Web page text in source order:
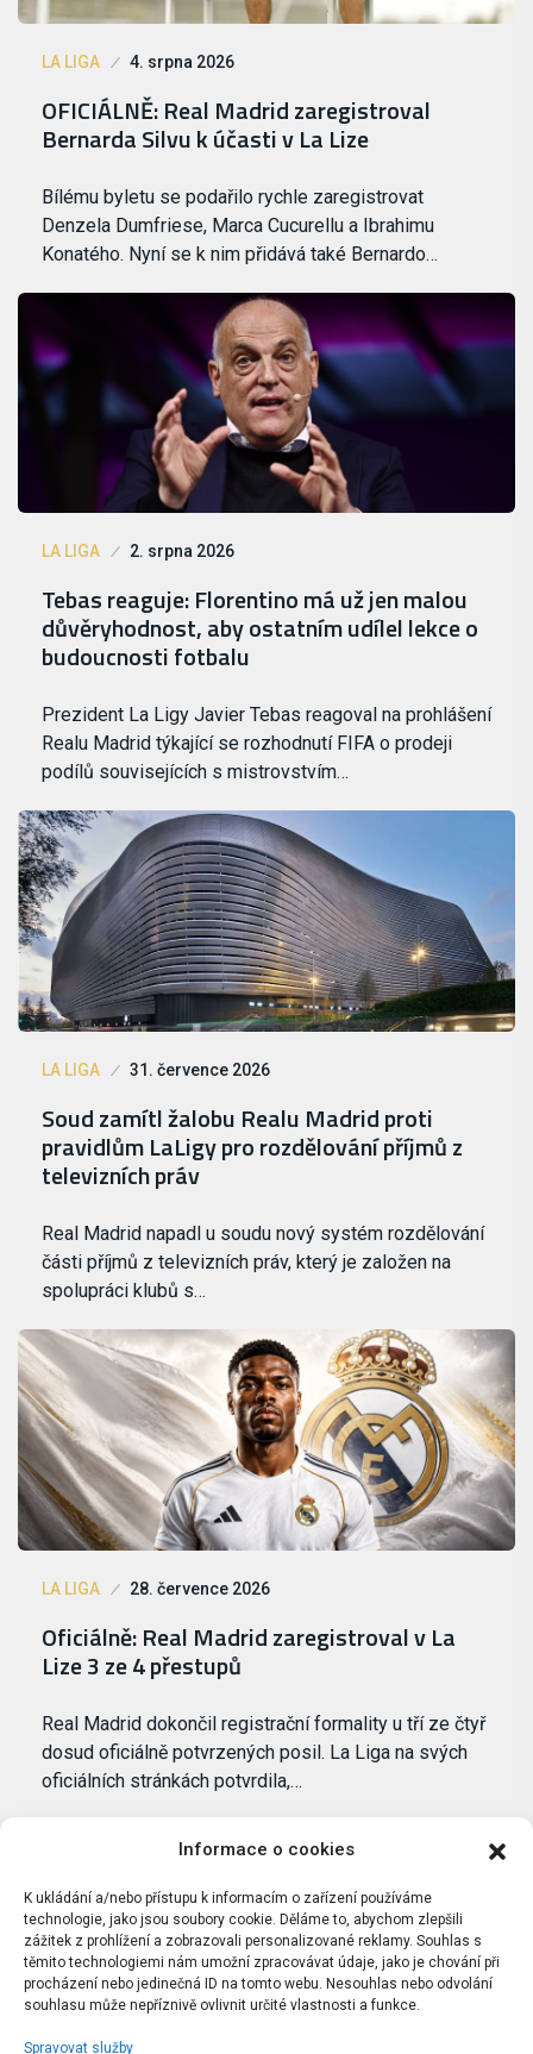
Informace o cookies
K ukládání a/nebo přístupu k informacím o zařízení používáme
technologie, jako jsou soubory cookie. Děláme to, abychom zlepšili
zážitek z prohlížení a zobrazovali personalizované reklamy. Souhlas s
těmito technologiemi nám umožní zpracovávat údaje, jako je chování při
procházení nebo jedinečná ID na tomto webu. Nesouhlas nebo odvolání
souhlasu může nepříznivě ovlivnit určité vlastnosti a funkce.
Spravovat služby
LA LIGA 4. srpna 2026
OFICIÁLNĚ: Real Madrid zaregistroval
Bernarda Silvu k účasti v La Lize
Bílému byletu se podařilo rychle zaregistrovat
Denzela Dumfriese, Marca Cucurellu a Ibrahimu
Konatého. Nyní se k nim přidává také Bernardo…
LA LIGA 2. srpna 2026
Tebas reaguje: Florentino má už jen malou
důvěryhodnost, aby ostatním udílel lekce o
budoucnosti fotbalu
Prezident La Ligy Javier Tebas reagoval na prohlášení
Realu Madrid týkající se rozhodnutí FIFA o prodeji
podílů souvisejících s mistrovstvím…
LA LIGA 31. července 2026
Soud zamítl žalobu Realu Madrid proti
pravidlům LaLigy pro rozdělování příjmů z
televizních práv
Real Madrid napadl u soudu nový systém rozdělování
části příjmů z televizních práv, který je založen na
spolupráci klubů s…
LA LIGA 28. července 2026
Oficiálně: Real Madrid zaregistroval v La
Lize 3 ze 4 přestupů
Real Madrid dokončil registrační formality u tří ze čtyř
dosud oficiálně potvrzených posil. La Liga na svých
oficiálních stránkách potvrdila,…